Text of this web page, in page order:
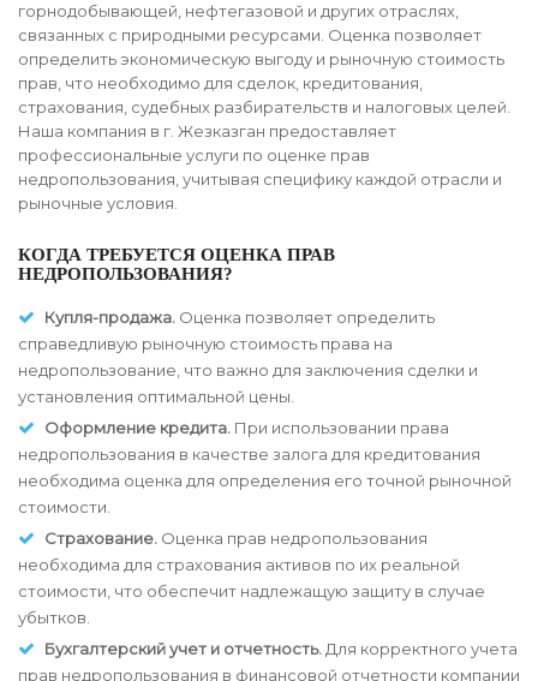
горнодобывающей, нефтегазовой и других отраслях,
связанных с природными ресурсами. Оценка позволяет
определить экономическую выгоду и рыночную стоимость
прав, что необходимо для сделок, кредитования,
страхования, судебных разбирательств и налоговых целей.
Наша компания в г. Жезказган предоставляет
профессиональные услуги по оценке прав
недропользования, учитывая специфику каждой отрасли и
рыночные условия.
КОГДА ТРЕБУЕТСЯ ОЦЕНКА ПРАВ
НЕДРОПОЛЬЗОВАНИЯ?
Купля-продажа. Оценка позволяет определить
справедливую рыночную стоимость права на
недропользование, что важно для заключения сделки и
установления оптимальной цены.
Оформление кредита. При использовании права
недропользования в качестве залога для кредитования
необходима оценка для определения его точной рыночной
стоимости.
Страхование. Оценка прав недропользования
необходима для страхования активов по их реальной
стоимости, что обеспечит надлежащую защиту в случае
убытков.
Бухгалтерский учет и отчетность.Для корректного учета
прав недропользования в финансовой отчетности компании